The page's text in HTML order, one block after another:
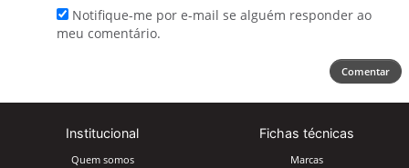
Notifique-me por e-mail se alguém responder ao
meu comentário.
Comentar
Institucional
Quem somos
Fichas técnicas
Marcas